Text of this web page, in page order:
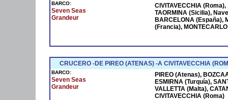
BARCO:
Seven Seas
Grandeur
CIVITAVECCHIA
TAORMINA (Sicilia),
BARCELONA (España),
(Francia),
CRUCERO -DE PIREO (ATENAS) -A CIVITAVECCHIA
BARCO:
Seven Seas
Grandeur
PIREO (Atenas),
ESMIRNA (Turquía),
VALLETTA (Malta),
CIVITAVECCHIA (Roma)